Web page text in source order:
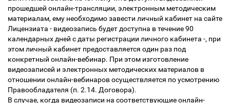
прошедшей онлайн-трансляции, электронным методическим
материалам, ему необходимо завести личный кабинет на сайте
Лицензиата - видеозапись будет доступна в течение 90
календарных дней с даты регистрации личного кабинета -, при
этом личный кабинет предоставляется один раз под
конкретный онлайн-вебинар. При этом изготовление
видеозаписей и электронных методических материалов в
отношении онлайн-вебинаров осуществляется по усмотрению
Правообладателя (п. 2.14. Договора).
В случае, когда видеозаписи на соответствующие онлайн-